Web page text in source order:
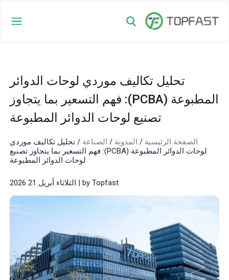
تحليل تكاليف موردي لوحات الدوائر
المطبوعة (PCBA): فهم التسعير بما يتجاوز
تصنيع لوحات الدوائر المطبوعة
الصفحة الرئيسية / المدونة / الصناعة / تحليل تكاليف موردي
لوحات الدوائر المطبوعة (PCBA): فهم التسعير بما يتجاوز تصنيع
لوحات الدوائر المطبوعة
by Topfast | الثلاثاء أبريل 21 2026